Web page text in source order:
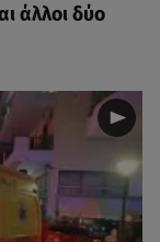
άλλοι δύο